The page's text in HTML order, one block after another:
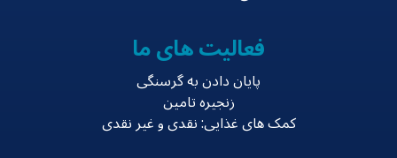
فعالیت های ما
پایان دادن به گرسنگی
زنجیره تامین
کمک های غذایی: نقدی و غیر نقدی